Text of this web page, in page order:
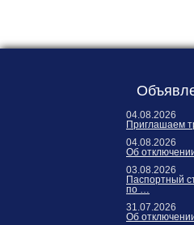
Ломоносовский район,
04.08.2026
Приглашаем
04.08.2026
Об
03.08.2026
Паспортный
по …
31.07.2026
Об